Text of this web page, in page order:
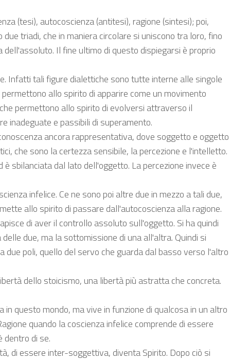
(tesi), autocoscienza (antitesi), ragione (sintesi); poi,
triadi, che in maniera circolare si uniscono tra loro, fino
Il fine ultimo di questo dispiegarsi è proprio
Infatti tali figure dialettiche sono tutte interne alle singole
allo spirito di apparire come un movimento
permettono allo spirito di evolversi attraverso il
inadeguate e passibili di superamento.
ancora rappresentativa, dove soggetto e oggetto
che sono la certezza sensibile, la percezione e l'intelletto.
sbilanciata dal lato dell'oggetto. La percezione invece è
infelice. Ce ne sono poi altre due in mezzo a tali due,
allo spirito di passare dall'autocoscienza alla ragione.
di aver il controllo assoluto sull'oggetto. Si ha quindi
due, ma la sottomissione di una all'altra. Quindi si
poli, quello del servo che guarda dal basso verso l'altro
dello stoicismo, una libertà più astratta che concreta.
questo mondo, ma vive in funzione di qualcosa in un altro
quando la coscienza infelice comprende di essere
dentro di se.
di essere inter-soggettiva, diventa Spirito. Dopo ciò si